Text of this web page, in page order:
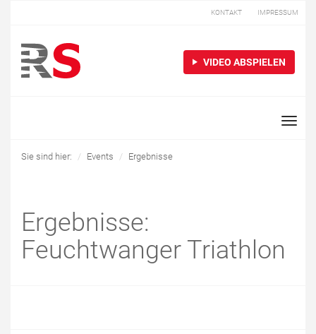
KONTAKT IMPRESSUM
VIDEO ABSPIELEN
Toggle
Sie sind hier: Events Ergebnisse
Ergebnisse:
Feuchtwanger Triathlon